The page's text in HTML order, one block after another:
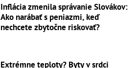
Inflácia zmenila správanie Slovákov:
Ako narábať s peniazmi, keď
nechcete zbytočne riskovať?
Extrémne teploty? Byty v srdci